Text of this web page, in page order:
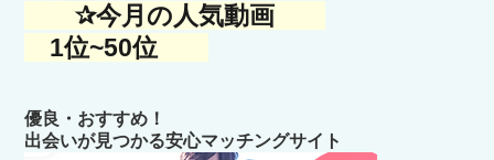
✰今月の人気動画
1位~50位
優良・おすすめ！
出会いが見つかる安心マッチングサイト